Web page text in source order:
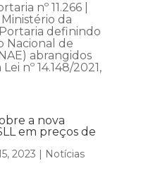
nº 11.266 |
da
definindo
Nacional de
abrangidos
nº 14.148/2021,
a nova
em preços de
2023 | Notícias